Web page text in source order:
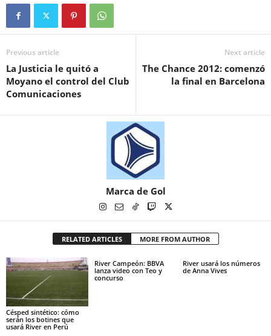
Previous article
La Justicia le quitó a
Moyano el control del Club
Comunicaciones
Next article
The Chance 2012: comenzó
la final en Barcelona
Marca de Gol
RELATED ARTICLES MORE FROM AUTHOR
Césped sintético: cómo
serán los botines que
usará River en Perú
River Campeón: BBVA
lanza video con Teo y
concurso
River usará los números
de Anna Vives